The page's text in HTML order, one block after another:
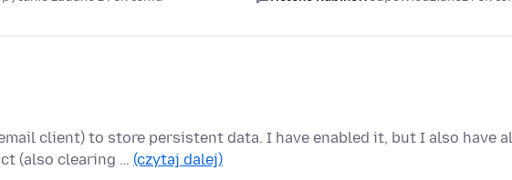
client) to store persistent data. I have enabled it, but I also have
(also clearing … (czytaj dalej)